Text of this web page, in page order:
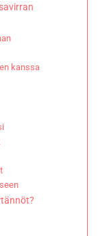
kanssa